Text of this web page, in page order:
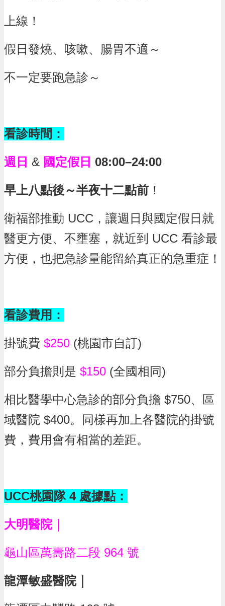
務
訊
民
服
通
錄
府
資
公
開
首
導
覽
市
政
箱
見
問
題
桃
私
權
策
站
上線！
假日發燒、咳嗽、腸胃不適～
不一定要跑急診～
看診時間：
週日 & 國定假日 08:00–24:00
早上八點後～半夜十二點前 ！
衛福部推動 UCC，讓週日與國定假日就
醫更方便、不壅塞，就近到 UCC 看診最
方便，也把急診量能留給真正的急重症！
看診費用：
掛號費 $250 (桃園市自訂)
部分負擔則是 $150 (全國相同)
相比醫學中心急診的部分負擔 $750、區
域醫院 $400。同樣再加上各醫院的掛號
費， 費用會有相當的差距。
UCC桃園隊 4 處據點：
大明醫院｜
龜山區萬壽路二段 964 號
龍潭敏盛醫院｜